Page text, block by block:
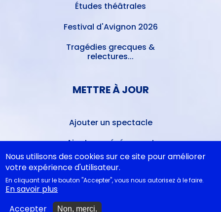
Études théâtrales
Festival d'Avignon 2026
Tragédies grecques &
relectures...
METTRE À JOUR
Ajouter un spectacle
Ajouter un événement
La lettre des artistes à
Emmanuel Macron
EN CLASSE
Nous utilisons des cookies sur ce site pour améliorer
votre expérience d'utilisateur.
En cliquant sur le bouton "Accepter", vous nous autorisez à le faire.
En savoir plus
Accepter
Non, merci.